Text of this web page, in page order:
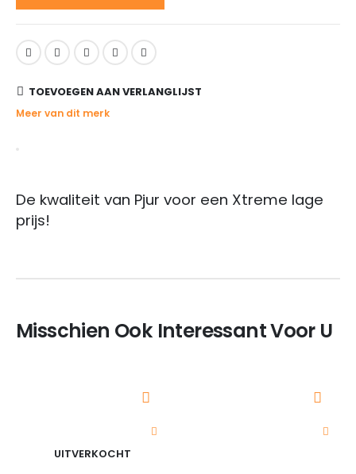
TOEVOEGEN AAN VERLANGLIJST
Meer van dit merk
De kwaliteit van Pjur voor een Xtreme lage
prijs!
Misschien Ook Interessant Voor U
UITVERKOCHT